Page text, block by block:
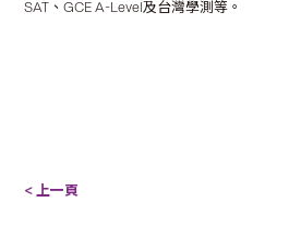
SAT、GCE A-Level及台灣學測等。
< 上一頁